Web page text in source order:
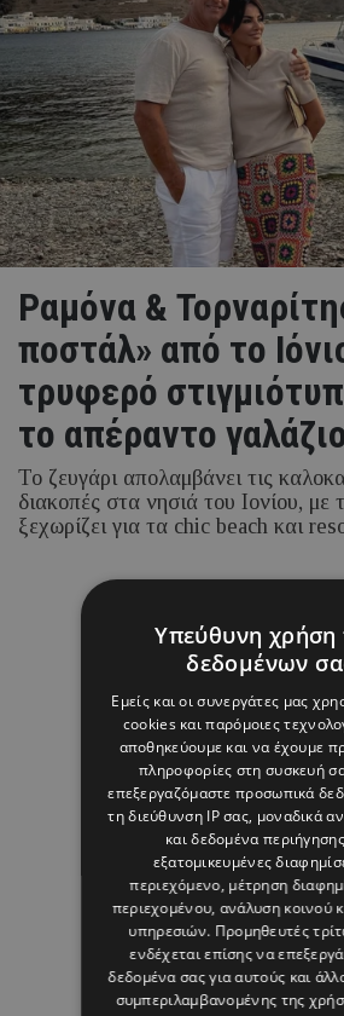
Ραμόνα &
ποστάλ» από το
τρυφερό
το απέραντο
Το ζευγάρι απολαμβάνει τις
διακοπές στα νησιά του Ιονίου,
ξεχωρίζει για τα chic beach και
Μαρία Καραμάνου
Υπεύθυνη
δεδομένων
Εμείς και οι συνεργάτες μας
cookies και παρόμοιες
αποθηκεύουμε και να έχουμε
πληροφορίες στη συσκευή
επεξεργαζόμαστε προσωπικά
τη διεύθυνση IP σας, μοναδικά
και δεδομένα
εξατομικευμένες
περιεχόμενο, μέτρηση
περιεχομένου, ανάλυση κοινού
υπηρεσιών. Προμηθευτές
ενδέχεται επίσης να
δεδομένα σας για αυτούς και
συμπεριλαμβανομένης της